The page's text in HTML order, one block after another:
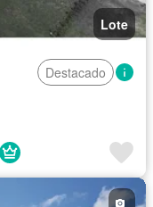
Lote
Destacado